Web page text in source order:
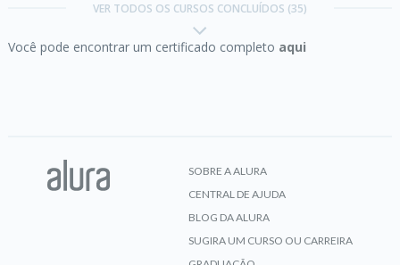
VER TODOS OS CURSOS CONCLUÍDOS (35)
Você pode encontrar um certificado completo aqui
SOBRE A ALURA
CENTRAL DE AJUDA
BLOG DA ALURA
SUGIRA UM CURSO OU CARREIRA